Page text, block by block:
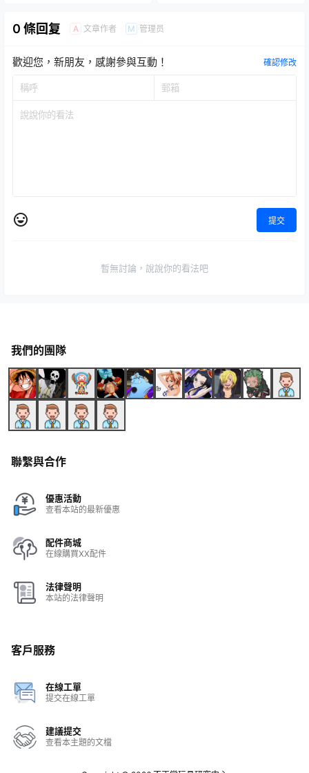
0 條回复 A 文章作者 M 管理员
歡迎您，新朋友，感謝參與互動！ 確認修改
提交
暫無討論，說說你的看法吧
我們的團隊
聯繫與合作
優惠活動
查看本站的最新優惠
配件商城
在線購買XX配件
法律聲明
本站的法律聲明
客戶服務
在線工單
提交在線工單
建議提交
查看本主題的文檔